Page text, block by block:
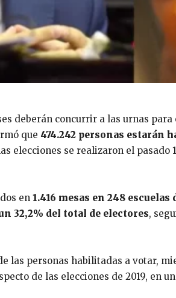
deberán concurrir a las urnas
que 474.242 personas estarán
elecciones se realizaron el
en 1.416 mesas en 248
32,2% del total de electores,
las personas habilitadas a votar,
de las elecciones de 2019, en